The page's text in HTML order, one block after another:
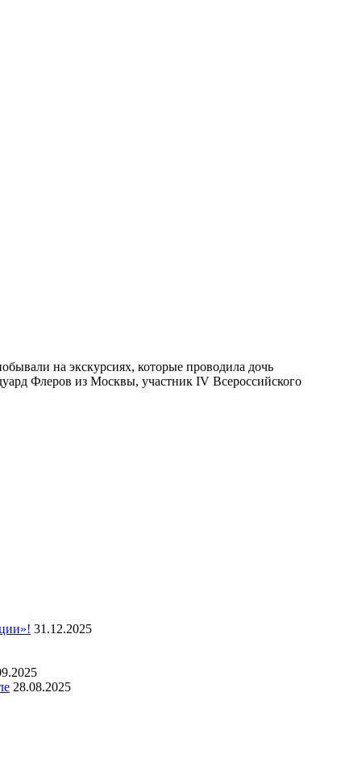
на экскурсиях, которые проводила дочь
Флеров из Москвы, участник IV Всероссийского
31.12.2025
28.08.2025